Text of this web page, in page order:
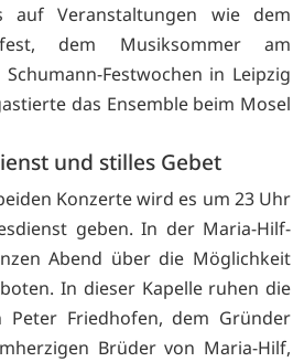
auf Veranstaltungen wie dem
dem Musiksommer am
Festwochen in Leipzig
das Ensemble beim Mosel
und stilles Gebet
Konzerte wird es um 23 Uhr
geben. In der Maria-Hilf-
Abend über die Möglichkeit
In dieser Kapelle ruhen die
Peter Friedhofen, dem Gründer
Brüder von Maria-Hilf,